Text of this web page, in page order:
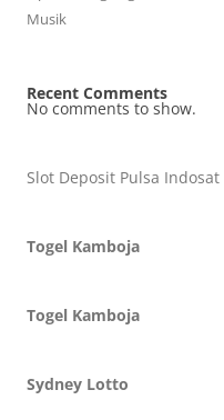
Musik
Recent Comments
No comments to show.
Slot Deposit Pulsa Indosat
Togel Kamboja
Togel Kamboja
Sydney Lotto